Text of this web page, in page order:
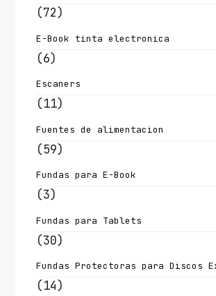
(72)
E-Book tinta electronica
(6)
Escaners
(11)
Fuentes de alimentacion
(59)
Fundas para E-Book
(3)
Fundas para Tablets
(30)
Fundas Protectoras para Discos
(14)